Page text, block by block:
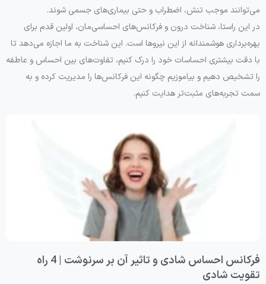
می‌توانند موجب تنش، اضطراب و حتی بیماری‌های جسمی شوند.
در این راستا، شناخت درون و فرکانس‌های احساسی‌مان، اولین قدم برای
بهره‌برداری هوشمندانه از این نیروها است. این شناخت به ما اجازه می‌دهد تا
با دقت بیشتری احساسات خود را درک کنیم، تفاوت‌های بین احساس و عاطفه
را تشخیص دهیم و بیاموزیم چگونه این فرکانس‌ها را مدیریت کرده و به
سمت تجربه‌های مثبت‌تر هدایت کنیم.
فرکانس احساس شادی و تاثیر آن بر سرنوشت | 4 راه
تقویت شادی